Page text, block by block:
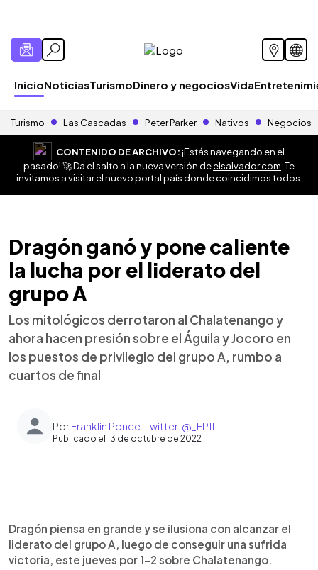
InicioNoticiasTurismoDinero y negociosVida
Turismo Las Cascadas Peter Parker Nativos Negocios
CONTENIDO DE ARCHIVO:¡Estás navegando en el
pasado! 🚀 Da el salto a la nueva versión deelsalvador.com . Te
invitamos a visitar el nuevo portal país donde coincidimos todos.
Dragón ganó y pone caliente
la lucha por el liderato del
grupo A
Los mitológicos derrotaron al Chalatenango y
ahora hacen presión sobre el Águila y Jocoro en
los puestos de privilegio del grupo A, rumbo a
cuartos de final
PorFranklin Ponce | Twitter: @_FP11
Publicado el 13 de octubre de 2022
Escuchar artículo
Dragón piensa en grande y se ilusiona con alcanzar el
liderato del grupo A, luego de conseguir una sufrida
victoria, este jueves por 1-2 sobre Chalatenango.